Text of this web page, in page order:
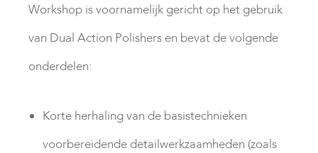
Workshop is voornamelijk gericht op het gebruik
van Dual Action Polishers en bevat de volgende
onderdelen:
Korte herhaling van de basistechnieken
voorbereidende detailwerkzaamheden (zoals